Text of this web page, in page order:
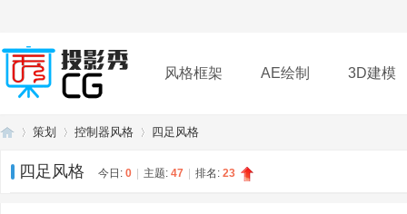
风格框架 AE绘制 3D建模
插件 帮助 下载
策划 控制器风格 四足风格
四足风格 今日: 0 主题: 47 排名: 23